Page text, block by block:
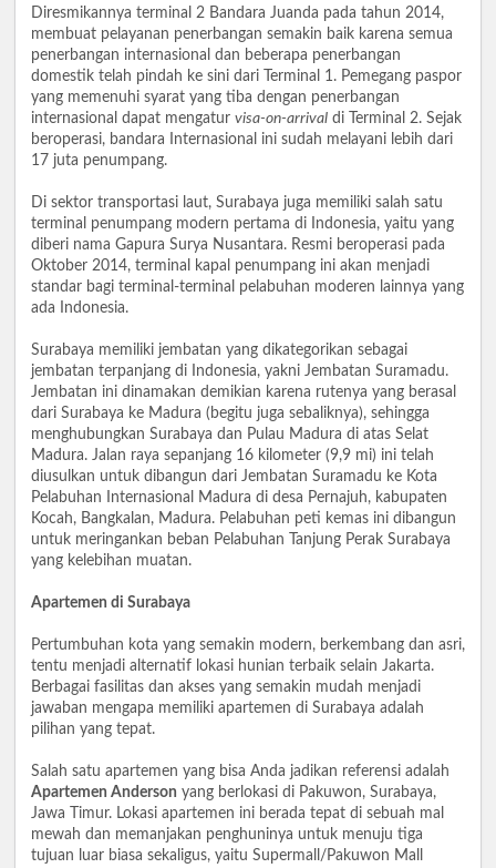
Diresmikannya terminal 2 Bandara Juanda pada tahun 2014,
membuat pelayanan penerbangan semakin baik karena semua
penerbangan internasional dan beberapa penerbangan
domestik telah pindah ke sini dari Terminal 1. Pemegang paspor
yang memenuhi syarat yang tiba dengan penerbangan
internasional dapat mengatur visa-on-arrival di Terminal 2. Sejak
beroperasi, bandara Internasional ini sudah melayani lebih dari
17 juta penumpang.
Di sektor transportasi laut, Surabaya juga memiliki salah satu
terminal penumpang modern pertama di Indonesia, yaitu yang
diberi nama Gapura Surya Nusantara. Resmi beroperasi pada
Oktober 2014, terminal kapal penumpang ini akan menjadi
standar bagi terminal-terminal pelabuhan moderen lainnya yang
ada Indonesia.
Surabaya memiliki jembatan yang dikategorikan sebagai
jembatan terpanjang di Indonesia, yakni Jembatan Suramadu.
Jembatan ini dinamakan demikian karena rutenya yang berasal
dari Surabaya ke Madura (begitu juga sebaliknya), sehingga
menghubungkan Surabaya dan Pulau Madura di atas Selat
Madura. Jalan raya sepanjang 16 kilometer (9,9 mi) ini telah
diusulkan untuk dibangun dari Jembatan Suramadu ke Kota
Pelabuhan Internasional Madura di desa Pernajuh, kabupaten
Kocah, Bangkalan, Madura. Pelabuhan peti kemas ini dibangun
untuk meringankan beban Pelabuhan Tanjung Perak Surabaya
yang kelebihan muatan.
Apartemen di Surabaya
Pertumbuhan kota yang semakin modern, berkembang dan asri,
tentu menjadi alternatif lokasi hunian terbaik selain Jakarta.
Berbagai fasilitas dan akses yang semakin mudah menjadi
jawaban mengapa memiliki apartemen di Surabaya adalah
pilihan yang tepat.
Salah satu apartemen yang bisa Anda jadikan referensi adalah
Apartemen Anderson yang berlokasi di Pakuwon, Surabaya,
Jawa Timur. Lokasi apartemen ini berada tepat di sebuah mal
mewah dan memanjakan penghuninya untuk menuju tiga
tujuan luar biasa sekaligus, yaitu Supermall/Pakuwon Mall